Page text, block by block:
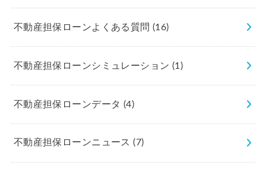
不動産担保ローンよくある質問(16)
不動産担保ローンシミュレーション (1)
不動産担保ローンデータ (4)
不動産担保ローンニュース(7)